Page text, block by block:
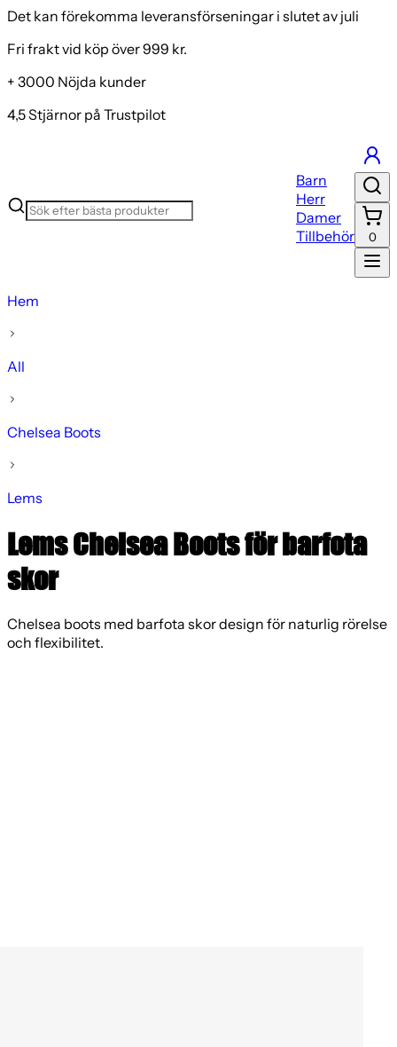
Det kan förekomma leveransförseningar i slutet av juli
Fri frakt vid köp över 999 kr.
+ 3000 Nöjda kunder
4,5 Stjärnor på Trustpilot
Barn
Herr
Damer
Tillbehör
0
Hem
All
Chelsea Boots
Lems
Lems Chelsea Boots för barfota
skor
Chelsea boots med barfota skor design för naturlig rörelse
och flexibilitet.